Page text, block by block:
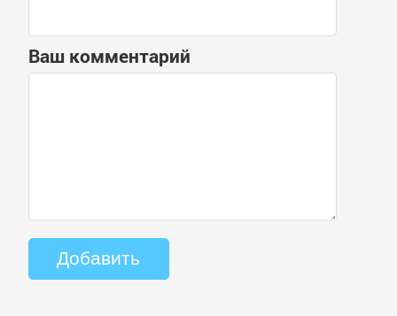
Ваш комментарий